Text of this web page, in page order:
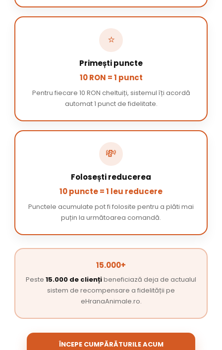
⭐
Primești puncte
10 RON = 1 punct
Pentru fiecare 10 RON cheltuiți, sistemul îți acordă
automat 1 punct de fidelitate.
💸
Folosești reducerea
10 puncte = 1 leu reducere
Punctele acumulate pot fi folosite pentru a plăti mai
puțin la următoarea comandă.
15.000+
Peste 15.000 de cliențibeneficiază deja de actualul
sistem de recompensare a fidelității pe
eHranaAnimale.ro.
ÎNCEPE CUMPĂRĂTURILE ACUM